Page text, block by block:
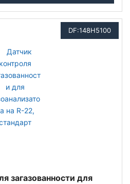
DF:148H5100
загазованности для